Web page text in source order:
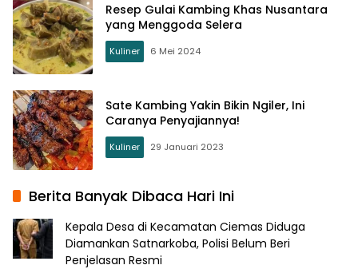
Resep Gulai Kambing Khas Nusantara
yang Menggoda Selera
Kuliner 6 Mei 2024
Sate Kambing Yakin Bikin Ngiler, Ini
Caranya Penyajiannya!
Kuliner 29 Januari 2023
Berita Banyak Dibaca Hari Ini
Kepala Desa di Kecamatan Ciemas Diduga
Diamankan Satnarkoba, Polisi Belum Beri
Penjelasan Resmi